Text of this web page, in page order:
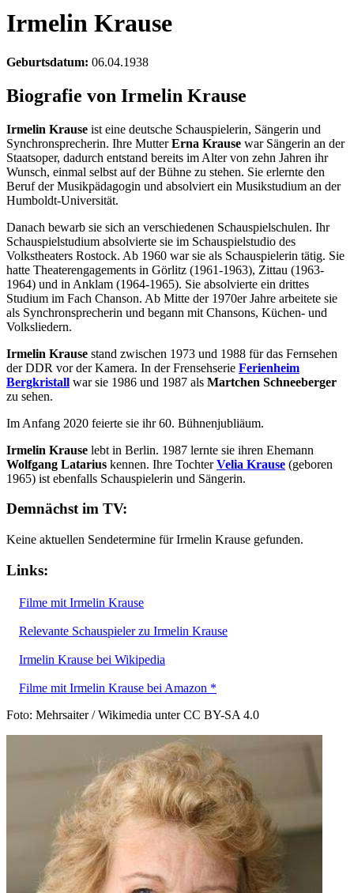
Irmelin Krause
Geburtsdatum: 06.04.1938
Biografie von Irmelin Krause
Irmelin Krause ist eine deutsche Schauspielerin, Sängerin und
Synchronsprecherin. Ihre MutterErna Krause war Sängerin an der
Staatsoper, dadurch entstand bereits im Alter von zehn Jahren ihr
Wunsch, einmal selbst auf der Bühne zu stehen. Sie erlernte den
Beruf der Musikpädagogin und absolviert ein Musikstudium an der
Humboldt-Universität.
Danach bewarb sie sich an verschiedenen Schauspielschulen. Ihr
Schauspielstudium absolvierte sie im Schauspielstudio des
Volkstheaters Rostock. Ab 1960 war sie als Schauspielerin tätig. Sie
hatte Theaterengagements in Görlitz (1961-1963), Zittau (1963-
1964) und in Anklam (1964-1965). Sie absolvierte ein drittes
Studium im Fach Chanson. Ab Mitte der 1970er Jahre arbeitete sie
als Synchronsprecherin und begann mit Chansons, Küchen- und
Volksliedern.
Irmelin Krause stand zwischen 1973 und 1988 für das Fernsehen
der DDR vor der Kamera. In der Frensehserie Ferienheim
Bergkristall war sie 1986 und 1987 als Martchen Schneeberger
zu sehen.
Im Anfang 2020 feierte sie ihr 60. Bühnenjubliäum.
Irmelin Krause lebt in Berlin. 1987 lernte sie ihren Ehemann
Wolfgang Latarius kennen. Ihre TochterVelia Krause (geboren
1965) ist ebenfalls Schauspielerin und Sängerin.
Demnächst im TV:
Keine aktuellen Sendetermine für Irmelin Krause gefunden.
Links:
Filme mit Irmelin Krause
Relevante Schauspieler zu Irmelin Krause
Irmelin Krause bei Wikipedia
Filme mit Irmelin Krause bei Amazon *
Foto: Mehrsaiter / Wikimedia unter CC BY-SA 4.0